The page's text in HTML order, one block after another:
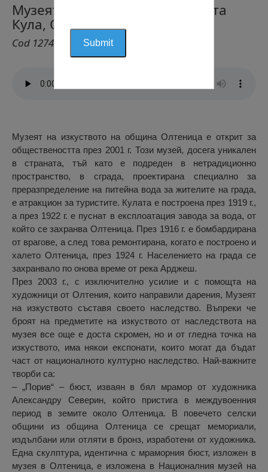
Музеят на Изкуството – Водната
Кула, Олтеница
Cod 1274
Музеят на изкуството на община Олтеница е открит за
обществеността през 2001 г. Този музей, досега уникален
в страната, тъй като е подреден в нетрадиционно
пространство, в сграда, проектирана специално за
преразпределение на питейна вода за жителите на града,
е атракцион за туристите. Кулата е построена през 1919 г.,
а през 1922 г. е пуснат в експлоатация завода за вода, от
който се захранва Олтеница. През 1916 г. е бомбардирана
от врагове, а след това ремонтирана, когато е построено и
халето Олтеница, през 1924 г. Населението на града се
захранвало по онова време от река Арджеш.
През 2003 г., с изключително усилие и с помощта на
художници от Олтения, които направили дарения, Музеят
на изкуството съставя своето наследство. Въпреки че
броят на предметите на изкуството от наследствота на
музея все още е доста скромен, но и от гледна точка на
изкуството, има някои експонати, които могат да бъдат
част от националното културно наследство. Най-важните
творби са:
– „Порив“ – бюст, изваян в бял мрамор от художника
Александру Северин, който пристига в междувоенния
период в земите около Олтеница. В повечето селски
общини из община Олтеница се срещат мемориали,
издълбани или отляти в бронз, изработени от художника.
Една скулптура, идентична с мраморния бюст, изложен в
музея в Олтеница, е изложена в Националния музей на